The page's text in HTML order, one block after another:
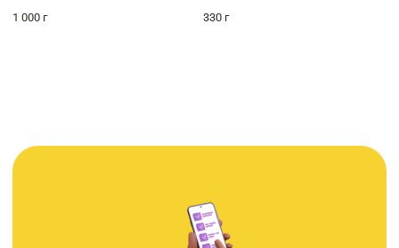
1 000 г 330 г